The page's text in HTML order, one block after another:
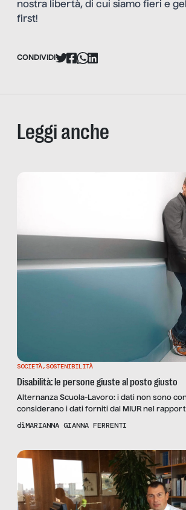
nostra libertà, di cui siamo fieri e
first!
CONDIVIDI
Leggi anche
SOCIETÀ, SOSTENIBILITÀ
Disabilità: le persone giuste al posto giusto
Alternanza Scuola-Lavoro: i dati non sono
considerano i dati forniti dal MIUR nel
integrazione scolastica degli alunni con
con un aumento degli insegnanti di sostegno
2015. Ma […]
diMARIANNA GIANNA FERRENTI